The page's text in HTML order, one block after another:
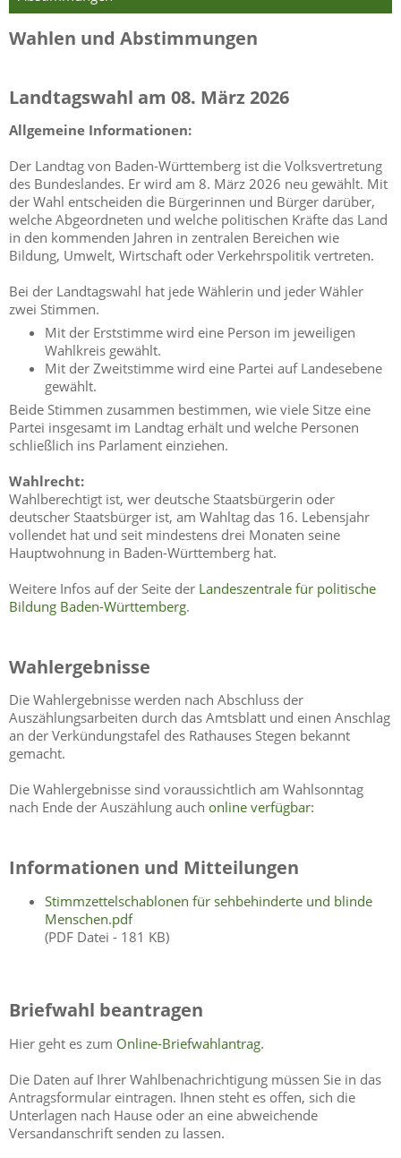
Wahlen und Abstimmungen
Landtagswahl am 08. März 2026
Allgemeine Informationen:
Der Landtag von Baden-Württemberg ist die Volksvertretung
des Bundeslandes. Er wird am 8. März 2026 neu gewählt. Mit
der Wahl entscheiden die Bürgerinnen und Bürger darüber,
welche Abgeordneten und welche politischen Kräfte das Land
in den kommenden Jahren in zentralen Bereichen wie
Bildung, Umwelt, Wirtschaft oder Verkehrspolitik vertreten.
Bei der Landtagswahl hat jede Wählerin und jeder Wähler
zwei Stimmen.
Mit der Erststimme wird eine Person im jeweiligen
Wahlkreis gewählt.
Mit der Zweitstimme wird eine Partei auf Landesebene
gewählt.
Beide Stimmen zusammen bestimmen, wie viele Sitze eine
Partei insgesamt im Landtag erhält und welche Personen
schließlich ins Parlament einziehen.
Wahlrecht:
Wahlberechtigt ist, wer deutsche Staatsbürgerin oder
deutscher Staatsbürger ist, am Wahltag das 16. Lebensjahr
vollendet hat und seit mindestens drei Monaten seine
Hauptwohnung in Baden-Württemberg hat.
Weitere Infos auf der Seite der Landeszentrale für politische
Bildung Baden-Württemberg.
Wahlergebnisse
Die Wahlergebnisse werden nach Abschluss der
Auszählungsarbeiten durch das Amtsblatt und einen Anschlag
an der Verkündungstafel des Rathauses Stegen bekannt
gemacht.
Die Wahlergebnisse sind voraussichtlich am Wahlsonntag
nach Ende der Auszählung auch online verfügbar:
Informationen und Mitteilungen
Stimmzettelschablonen für sehbehinderte und blinde
Menschen.pdf
(PDF Datei - 181 KB)
Briefwahl beantragen
Hier geht es zum Online-Briefwahlantrag.
Die Daten auf Ihrer Wahlbenachrichtigung müssen Sie in das
Antragsformular eintragen. Ihnen steht es offen, sich die
Unterlagen nach Hause oder an eine abweichende
Versandanschrift senden zu lassen.